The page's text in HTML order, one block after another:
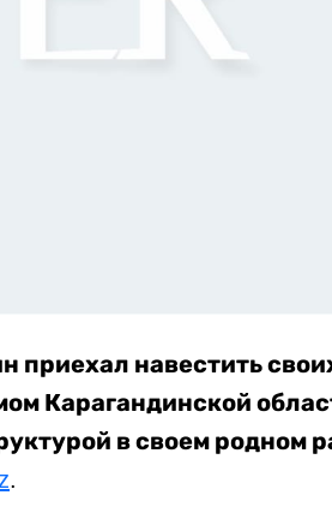
приехал навестить
Карагандинской
в своем родном
.